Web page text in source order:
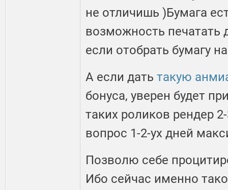
не отличишь )Бумага
возможность печатать
если отобрать бумагу
А если дать такую
бонуса, уверен будет
таких роликов рендер
вопрос 1-2-ух дней
Позволю себе
Ибо сейчас именно